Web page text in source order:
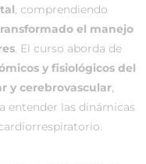
, comprendiendo
el manejo
. El curso aborda de
y fisiológicos del
y cerebrovascular,
entender las dinámicas